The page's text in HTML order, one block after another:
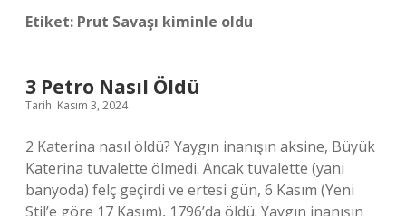
Etiket: Prut Savaşı kiminle oldu
3 Petro Nasıl Öldü
Tarih: Kasım 3, 2024
2 Katerina nasıl öldü? Yaygın inanışın aksine, Büyük
Katerina tuvalette ölmedi. Ancak tuvalette (yani
banyoda) felç geçirdi ve ertesi gün, 6 Kasım (Yeni
Stil’e göre 17 Kasım), 1796’da öldü. Yaygın inanışın